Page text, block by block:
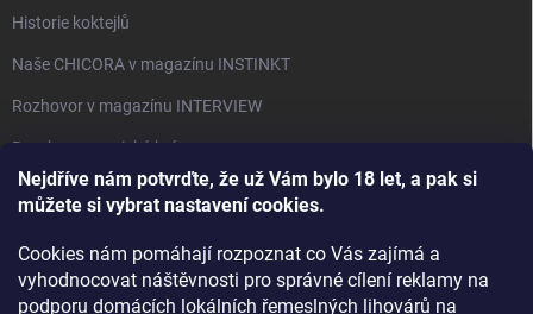
Nejdříve nám potvrďte, že už Vám bylo 18 let, a pak si
můžete si vybrat nastavení cookies.
Cookies nám pomáhají rozpoznat co Vás zajímá a
vyhodnocovat náštěvnosti pro správné cílení reklamy na
podporu domácích lokálních řemeslných lihovárů na
Historie koktejlů
Naše CHICORA v magazínu INSTINKT
Rozhovor v magazínu INTERVIEW
Bourbon, americká krása.
Napsali v TÝDNU o naší práci
Rozhovor s DESTILERKA.CZ v magazínu DRINKING-CAT